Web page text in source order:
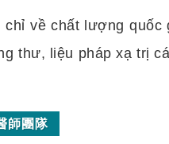
về chất lượng quốc
thư, liệu pháp xạ trị
師團隊